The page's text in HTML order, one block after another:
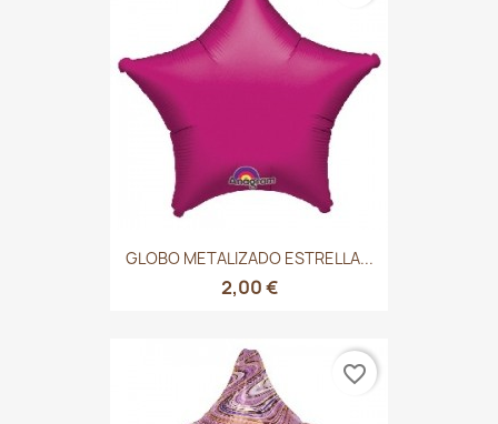
GLOBO METALIZADO ESTRELLA...
2,00 €
favorite_border